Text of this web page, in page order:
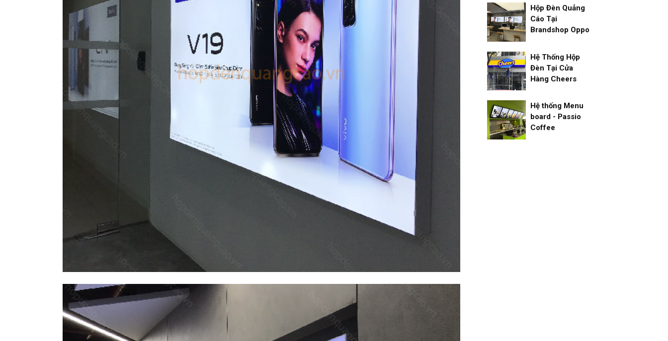
Hộp Đèn Quảng
Cáo Tại
Brandshop Oppo
Hệ Thống Hộp
Đèn Tại Cửa
Hàng Cheers
Hệ thống Menu
board - Passio
Coffee